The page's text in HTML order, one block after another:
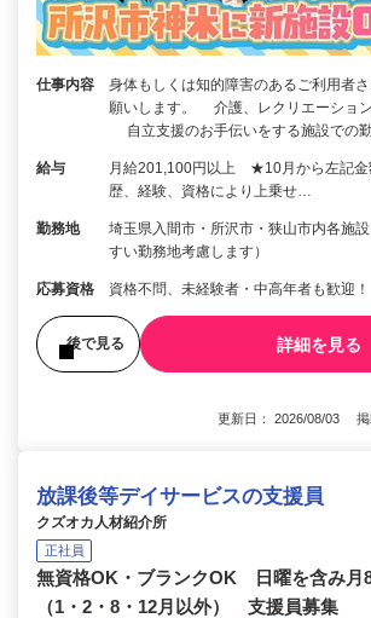
仕事内容
身体もしくは知的障害のあるご利用者
願いします。 介護、レクリエーショ
自立支援のお手伝いをする施設での
給与
月給201,100円以上 ★10月から左記
歴、経験、資格により上乗せ…
勤務地
埼玉県入間市・所沢市・狭山市内各施
すい勤務地考慮します）
応募資格 資格不問、未経験者・中高年者も歓迎！
後で見る 詳細を見る
更新日： 2026/08/03 掲
放課後等デイサービスの支援員
クズオカ人材紹介所
正社員
無資格OK・ブランクOK 日曜を含み月
（1・2・8・12月以外） 支援員募集